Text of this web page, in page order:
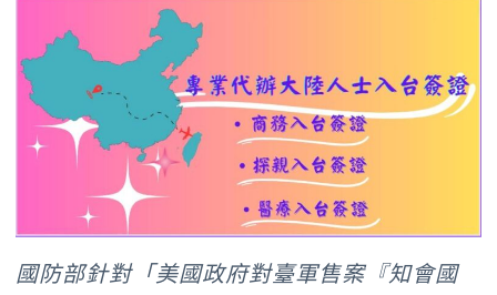
國防部針對「美國政府對臺軍售案『知會國